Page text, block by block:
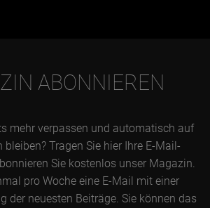
ABONNIEREN
mehr verpassen und automatisch auf
bleiben? Tragen Sie hier Ihre E-Mail-
Sie kostenlos unser Magazin.
pro Woche eine E-Mail mit einer
der neuesten Beiträge. Sie können das